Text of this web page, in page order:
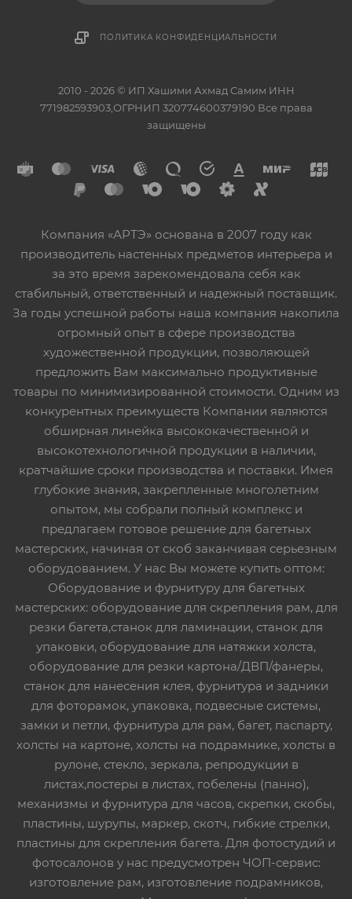
ПОЛИТИКА КОНФИДЕНЦИАЛЬНОСТИ
2010 - 2026 © ИП Хашими Ахмад Самим ИНН
771982593903,ОГРНИП 320774600379190 Все права
защищены
Компания «АРТЭ» основана в 2007 году как
производитель настенных предметов интерьера и
за это время зарекомендовала себя как
стабильный, ответственный и надежный поставщик.
За годы успешной работы наша компания накопила
огромный опыт в сфере производства
художественной продукции, позволяющей
предложить Вам максимально продуктивные
товары по минимизированной стоимости. Одним из
конкурентных преимуществ Компании являются
обширная линейка высококачественной и
высокотехнологичной продукции в наличии,
кратчайшие сроки производства и поставки. Имея
глубокие знания, закрепленные многолетним
опытом, мы собрали полный комплекс и
предлагаем готовое решение для багетных
мастерских, начиная от скоб заканчивая серьезным
оборудованием. У нас Вы можете купить оптом:
Оборудование и фурнитуру для багетных
мастерских: оборудование для скрепления рам, для
резки багета,станок для ламинации, станок для
упаковки, оборудование для натяжки холста,
оборудование для резки картона/ДВП/фанеры,
станок для нанесения клея, фурнитура и задники
для фоторамок, упаковка, подвесные системы,
замки и петли, фурнитура для рам, багет, паспарту,
холсты на картоне, холсты на подрамнике, холсты в
рулоне, стекло, зеркала, репродукции в
листах,постеры в листах, гобелены (панно),
механизмы и фурнитура для часов, скрепки, скобы,
пластины, шурупы, маркер, скотч, гибкие стрелки,
пластины для скрепления багета. Для фотостудий и
фотосалонов у нас предусмотрен ЧОП-сервис:
изготовление рам, изготовление подрамников,